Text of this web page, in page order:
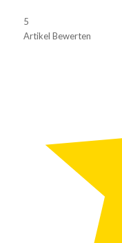
5
Artikel Bewerten